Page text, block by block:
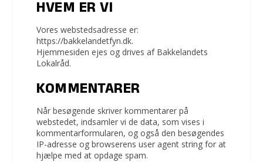
HVEM ER VI
Vores webstedsadresse er:
https://bakkelandetfyn.dk.
Hjemmesiden ejes og drives af Bakkelandets
Lokalråd.
KOMMENTARER
Når besøgende skriver kommentarer på
webstedet, indsamler vi de data, som vises i
kommentarformularen, og også den besøgendes
IP-adresse og browserens user agent string for at
hjælpe med at opdage spam.